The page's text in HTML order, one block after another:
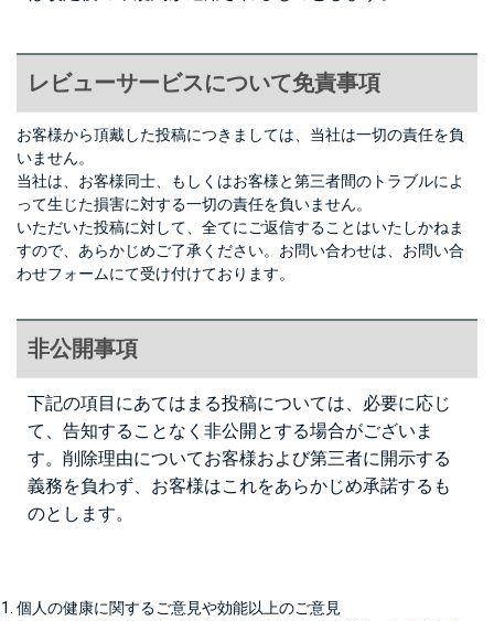
レビューサービスについて免責事項
お客様から頂戴した投稿につきましては、当社は一切の責任を負
いません。
当社は、お客様同士、もしくはお客様と第三者間のトラブルによ
って生じた損害に対する一切の責任を負いません。
いただいた投稿に対して、全てにご返信することはいたしかねま
すので、あらかじめご了承ください。お問い合わせは、 お問い合
わせフォームにて受け付けております。
非公開事項
下記の項目にあてはまる投稿については、必要に応じ
て、告知することなく非公開とする場合がございま
す。削除理由についてお客様および第三者に開示する
義務を負わず、お客様はこれをあらかじめ承諾するも
のとします。
個人の健康に関するご意見や効能以上のご意見